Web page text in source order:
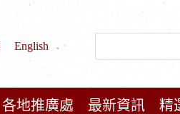
English
各地推廣處 最新資訊 精